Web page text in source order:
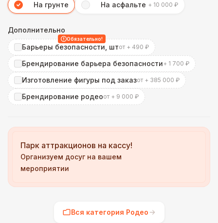
На грунте На асфальте + 10 000 ₽
Дополнительно
Обязательно!
Барьеры безопасности, штот + 490 ₽
Брендирование барьера безопасности+ 1 700 ₽
Изготовление фигуры под заказот + 385 000 ₽
Брендирование родеоот + 9 000 ₽
Парк аттракционов на кассу!
Организуем досуг на вашем
мероприятии
Вся категория Родео